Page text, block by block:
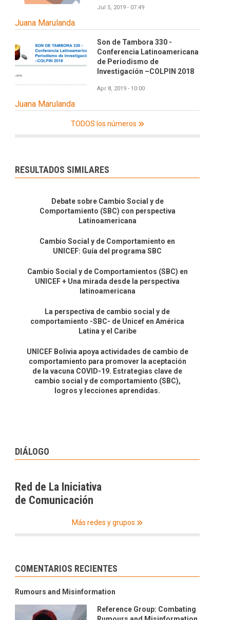
Jul 5, 2019 - 07:49
Juana Marulanda
Son de Tambora 330 -
Conferencia Latinoamericana
de Periodismo de
Investigación –COLPIN 2018
Apr 8, 2019 - 10:00
Juana Marulanda
TODOS los números
RESULTADOS SIMILARES
Debate sobre Cambio Social y de
Comportamiento (SBC) con perspectiva
Latinoamericana
Cambio Social y de Comportamiento en
UNICEF: Guía del programa SBC
Cambio Social y de Comportamientos (SBC) en
UNICEF + Una mirada desde la perspectiva
latinoamericana
La perspectiva de cambio social y de
comportamiento -SBC- de Unicef en América
Latina y el Caribe
UNICEF Bolivia apoya actividades de cambio de
comportamiento para promover la aceptación
de la vacuna COVID-19. Estrategias clave de
cambio social y de comportamiento (SBC),
logros y lecciones aprendidas.
DIÁLOGO
Red de La Iniciativa
de Comunicación
Más redes y grupos
COMENTARIOS RECIENTES
Rumours and Misinformation
Reference Group: Combating